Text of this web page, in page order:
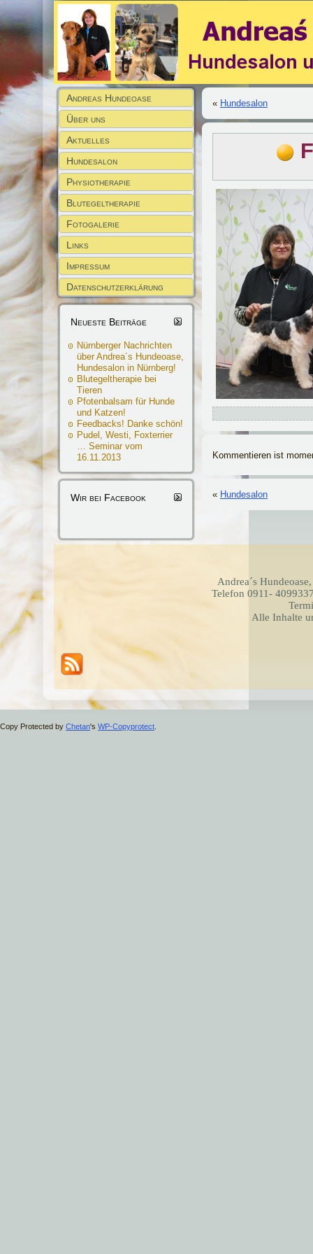
Andreas Hundeoase
Über uns
Aktuelles
Hundesalon
Physiotherapie
Blutegeltherapie
Fotogalerie
Links
Impressum
Datenschutzerklärung
Neueste Beiträge
Nürnberger Nachrichten
über Andrea´s Hundeoase,
Hundesalon in Nürnberg!
Blutegeltherapie bei
Tieren
Pfotenbalsam für Hunde
und Katzen!
Feedbacks! Danke schön!
Pudel, Westi, Foxterrier
… Seminar vom
16.11.2013
Wir bei Facebook
« Hundesalon
Kommentieren ist
« Hundesalon
Andrea´s
Telefon 0911-
Alle Inhalte
Copy Protected by Chetan's WP-Copyprotect